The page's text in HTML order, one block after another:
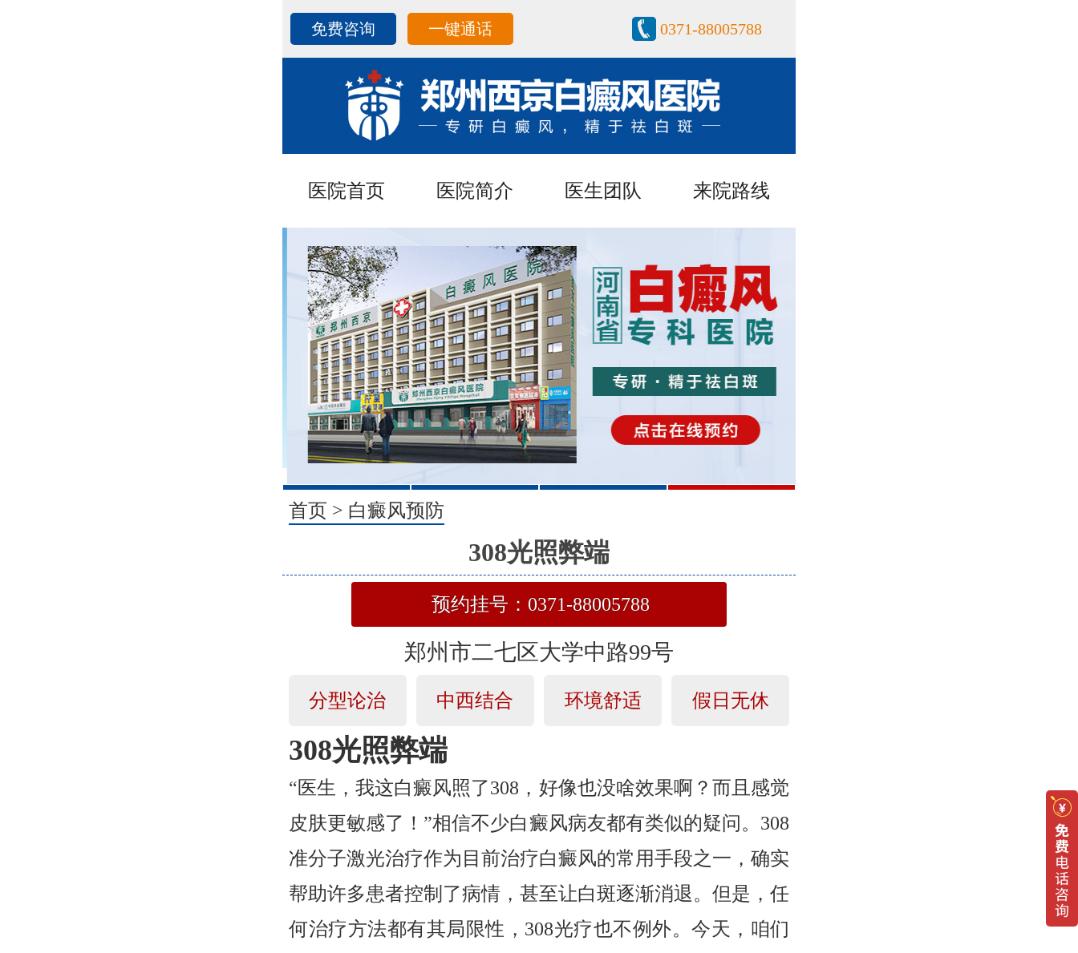
免费咨询 一键通话 0371-88005788
医院首页 医院简介 医生团队 来院路线
1 2 3 4
首页 > 白癜风预防
308光照弊端
预约挂号：0371-88005788
郑州市二七区大学中路99号
分型论治 中西结合 环境舒适 假日无休
308光照弊端
“医生，我这白癜风照了308，好像也没啥效果啊？而且感觉
皮肤更敏感了！”相信不少白癜风病友都有类似的疑问。308
准分子激光治疗作为目前治疗白癜风的常用手段之一，确实
帮助许多患者控制了病情，甚至让白斑逐渐消退。但是，任
何治疗方法都有其局限性，308光疗也不例外。今天，咱们